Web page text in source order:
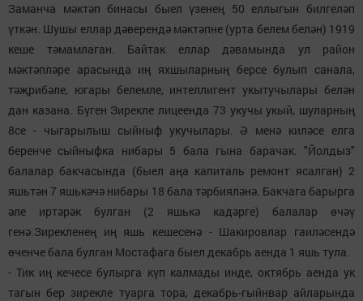
Заманча мәктәп бинасы быел үзенең 50 еллыгын билгеләп
үткән. Шушы еллар дәверендә мәктәпне (урта белем белән) 1919
кеше тәмамлаган. Байтак еллар дәвамында ул район
мәктәпләре арасында иң яхшыларның берсе булып санала,
тәҗрибәле, югары белемле, интеллигент укытучылары белән
дан казана. Бүген Зирекле лицеенда 73 укучы укый, шуларның
8се - чыгарылыш сыйныф укучылары. Ә менә киләсе елга
беренче сыйныфка нибары 5 бала гына барачак. "Йолдыз"
балалар бакчасында (быел аңа капиталь ремонт ясалган) 2
яшьтән 7 яшькәчә нибары 18 бала тәрбияләнә. Бакчага барырга
әле иртәрәк булган (2 яшькә кадәрге) балалар өчәү
генә.Зирекленең иң яшь кешесенә - Шакировлар гаиләсендә
өченче бала булган Мостафага быел декабрь аенда 1 яшь тула.
- Тик иң кечесе булырга күп калмады инде, октябрь аенда ук
тагын бер зирекле туарга тора, декабрь-гыйнвар айларында